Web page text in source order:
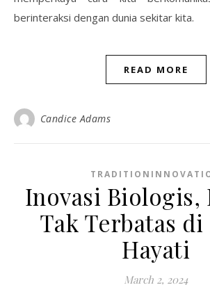
berinteraksi dengan dunia sekitar kita.
READ MORE
Candice Adams
Inovasi Biologis,
Tak Terbatas
Hayati
March 2, 2024